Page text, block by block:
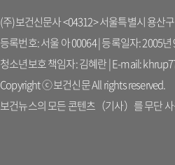
(주)보건신문사 <04312> 서울특별시 용산
등록번호: 서울 아 00064 | 등록일자: 2005
청소년보호 책임자: 김혜란 | E-mail:
Copyright ⓒ 보건신문 All rights reserved.
보건뉴스의 모든 콘텐츠（기사）를 무단